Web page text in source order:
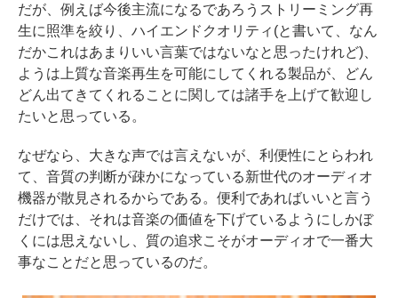
だが、例えば今後主流になるであろうストリーミング再
生に照準を絞り、ハイエンドクオリティ(と書いて、なん
だかこれはあまりいい言葉ではないなと思ったけれど)、
ようは上質な音楽再生を可能にしてくれる製品が、どん
どん出てきてくれることに関しては諸手を上げて歓迎し
たいと思っている。
なぜなら、大きな声では言えないが、利便性にとらわれ
て、音質の判断が疎かになっている新世代のオーディオ
機器が散見されるからである。便利であればいいと言う
だけでは、それは音楽の価値を下げているようにしかぼ
くには思えないし、質の追求こそがオーディオで一番大
事なことだと思っているのだ。